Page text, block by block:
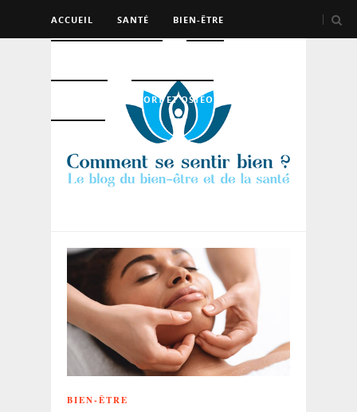
ACCUEIL SANTÉ BIEN-ÊTRE
SPORT ET OSTÉO
BIEN-ÊTRE